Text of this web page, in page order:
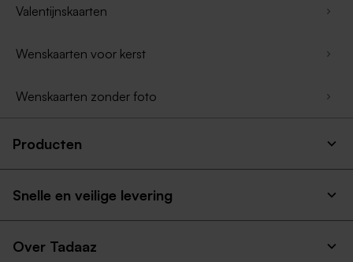
Valentijnskaarten
Wenskaarten voor kerst
Wenskaarten zonder foto
Producten
Snelle en veilige levering
Over Tadaaz